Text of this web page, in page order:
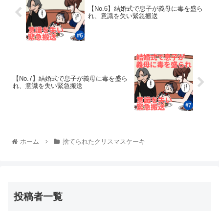
【No.6】結婚式で息子が義母に毒を盛ら
れ、意識を失い緊急搬送
【No.7】結婚式で息子が義母に毒を盛ら
れ、意識を失い緊急搬送
ホーム 捨てられたクリスマスケーキ
投稿者一覧